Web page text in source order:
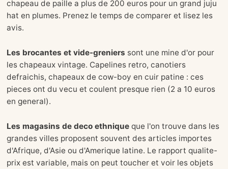
chapeau de paille a plus de 200 euros pour un grand juju
hat en plumes. Prenez le temps de comparer et lisez les
avis.
Les brocantes et vide-greniers sont une mine d'or pour
les chapeaux vintage. Capelines retro, canotiers
defraichis, chapeaux de cow-boy en cuir patine : ces
pieces ont du vecu et coulent presque rien (2 a 10 euros
en general).
Les magasins de deco ethnique que l'on trouve dans les
grandes villes proposent souvent des articles importes
d'Afrique, d'Asie ou d'Amerique latine. Le rapport qualite-
prix est variable, mais on peut toucher et voir les objets